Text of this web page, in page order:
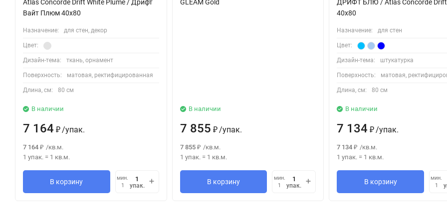
Atlas Concorde Drift White Plume / Дрифт
Вайт Плюм 40x80
Назначение: для стен, декор
Цвет:
Дизайн-тема: ткань, орнамент
Поверхность: матовая, ректифицированная
Длина, см: 80 см
В наличии
7 164 ₽ /упак.
7 164 ₽ /кв.м.
1 упак. = 1 кв.м.
В корзину
мин.
1
упак.
GLEAM Gold
В наличии
7 855 ₽ /упак.
7 855 ₽ /кв.м.
1 упак.= 1 кв.м.
В корзину
мин.
1
упак.
ДРИФТ БЛЮ / Atlas Concorde Drift
40x80
Назначение: для стен
Цвет:
Дизайн-тема: штукатурка
Поверхность: матовая,
Длина, см: 80 см
В наличии
7 134 ₽ /упак.
7 134 ₽ /кв.м.
1 упак. = 1 кв.м.
В корзину
мин.
1